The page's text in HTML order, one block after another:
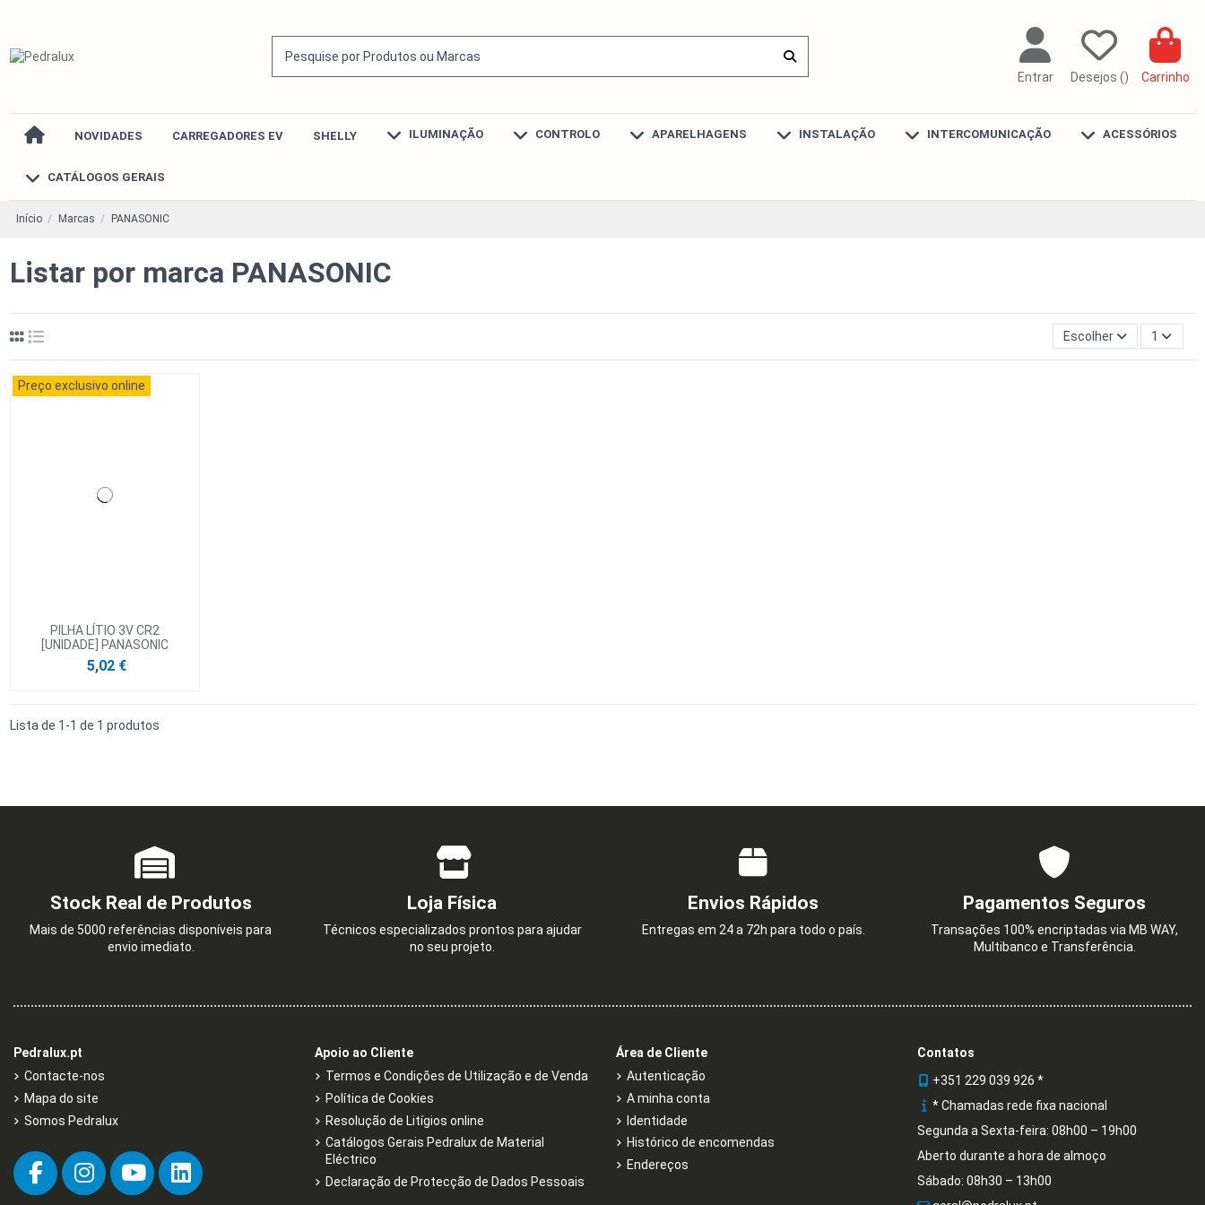
Entrar Desejos () Carrinho
NOVIDADES CARREGADORES EV SHELLY ILUMINAÇÃO CONTROLO APARELHAGENS INSTALAÇÃO INTERCOMUNICAÇÃO ACESSÓRIOS
CATÁLOGOS GERAIS
Início Marcas PANASONIC
Listar por marca PANASONIC
Escolher 1
Preço exclusivo online
PILHA LÍTIO 3V CR2
[UNIDADE] PANASONIC
5,02 €
Lista de 1-1 de 1 produtos
Stock Real de Produtos
Mais de 5000 referências disponíveis para
envio imediato.
Loja Física
Técnicos especializados prontos para ajudar
no seu projeto.
Envios Rápidos
Entregas em 24 a 72h para todo o país.
Pagamentos Seguros
Transações 100% encriptadas via MB WAY,
Multibanco e Transferência.
Pedralux.pt
Contacte-nos
Mapa do site
Somos Pedralux
Apoio ao Cliente
Termos e Condições de Utilização e de Venda
Política de Cookies
Resolução de Litígios online
Catálogos Gerais Pedralux de Material
Eléctrico
Declaração de Protecção de Dados Pessoais
Área de Cliente
Autenticação
A minha conta
Identidade
Histórico de encomendas
Endereços
Contatos
+351 229 039 926 *
* Chamadas rede fixa nacional
Segunda a Sexta-feira: 08h00 – 19h00
Aberto durante a hora de almoço
Sábado: 08h30 – 13h00